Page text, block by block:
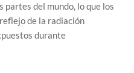
partes del mundo, lo que los
de la radiación
durante